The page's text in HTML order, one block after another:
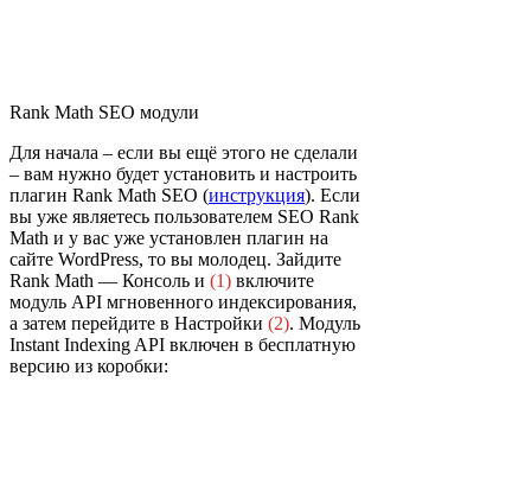
Rank Math SEO модули
Для начала – если вы ещё этого не сделали
– вам нужно будет установить и настроить
плагин Rank Math SEO (инструкция). Если
вы уже являетесь пользователем SEO Rank
Math и у вас уже установлен плагин на
сайте WordPress, то вы молодец. Зайдите
Rank Math — Консоль и (1) включите
модуль API мгновенного индексирования,
а затем перейдите в Настройки (2). Модуль
Instant Indexing API включен в бесплатную
версию из коробки: